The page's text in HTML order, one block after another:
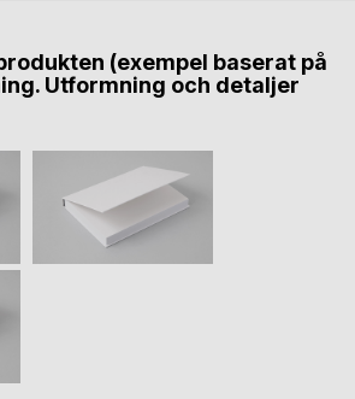
(exempel baserat på
Utformning och detaljer